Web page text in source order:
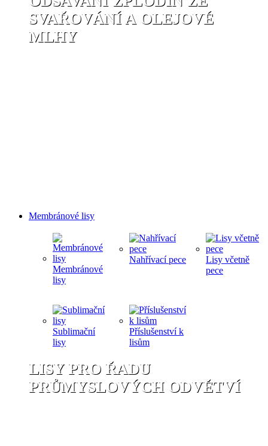
SVAŘOVÁNÍ A OLEJOVÉ
MLHY
Membránové lisy
Membránové
lisy
Nahřívací pece
Lisy včetně
pece
Sublimační
lisy
Příslušenství k
lisům
LISY PRO ŘADU
PRŮMYSLOVÝCH ODVĚTVÍ